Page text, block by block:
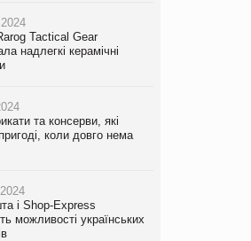
Tactical Gear
надлегкі керамічні
та консерви, які
коли довго нема
і Shop-Express
можливості українських